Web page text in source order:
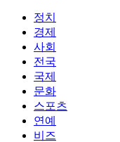
정치
경제
사회
전국
국제
문화
스포츠
연예
비즈